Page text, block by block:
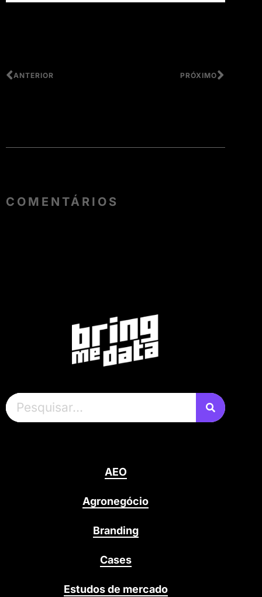
ANTERIOR PRÓXIMO
COMENTÁRIOS
AEO
Agronegócio
Branding
Cases
Estudos de mercado